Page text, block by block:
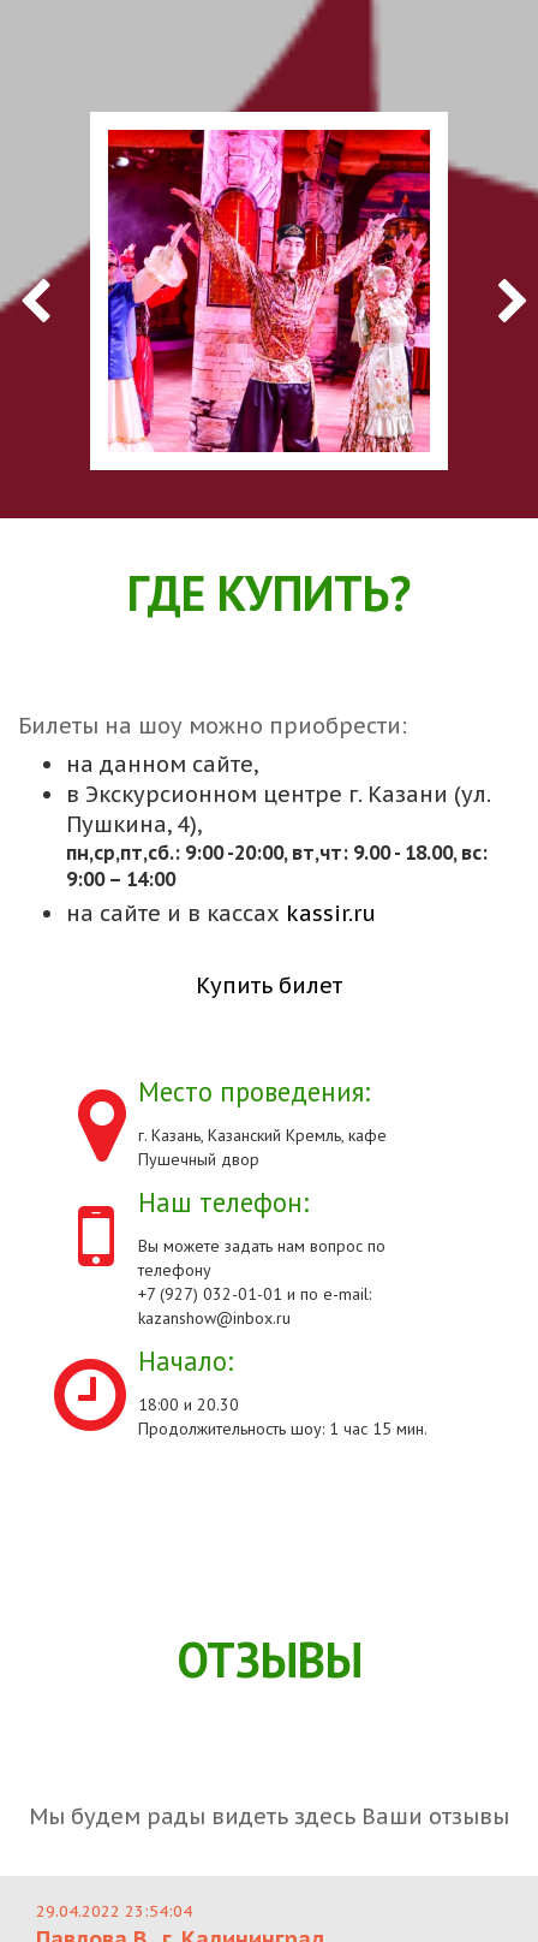
ГДЕ КУПИТЬ?
Билеты на шоу можно приобрести:
на данном сайте,
в Экскурсионном центре г. Казани (ул.
Пушкина, 4),
пн,cр,пт,сб.: 9:00 -20:00, вт,чт: 9.00 - 18.00, вс:
9:00 – 14:00
на сайте и в кассах kassir.ru
Купить билет
Место проведения:
г. Казань, Казанский Кремль, кафе
Пушечный двор
Наш телефон:
Вы можете задать нам вопрос по
телефону
+7 (927) 032-01-01 и по e-mail:
kazanshow@inbox.ru
Начало:
18:00 и 20.30
Продолжительность шоу: 1 час 15 мин.
ОТЗЫВЫ
Мы будем рады видеть здесь Ваши отзывы
29.04.2022 23:54:04